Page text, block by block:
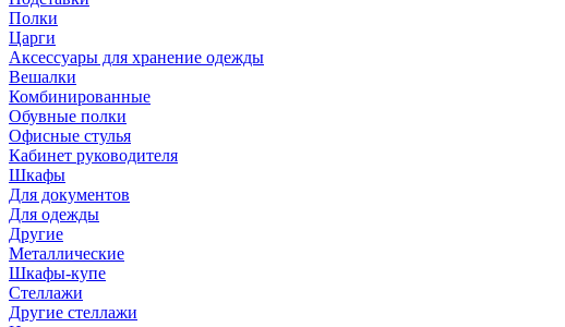
Полки
Царги
Аксессуары для хранение одежды
Вешалки
Комбинированные
Обувные полки
Офисные стулья
Кабинет руководителя
Шкафы
Для документов
Для одежды
Другие
Металлические
Шкафы-купе
Стеллажи
Другие стеллажи